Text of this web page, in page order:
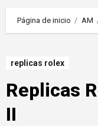
Página de inicio AM
replicas rolex
Replicas
II